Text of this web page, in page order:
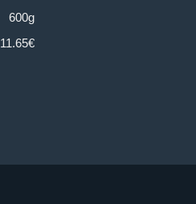
600g
11.65€ / 1kg